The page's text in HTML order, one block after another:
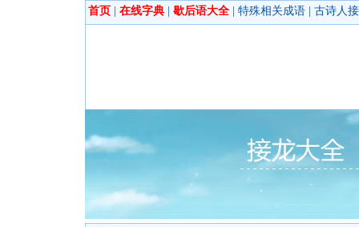
首页 在线字典 歇后语大全 特殊相关成语 古诗人